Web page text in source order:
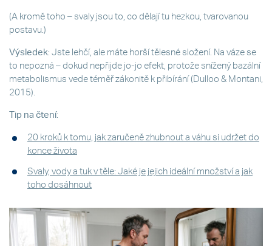
(A kromě toho – svaly jsou to, co dělají tu hezkou, tvarovanou
postavu.)
Výsledek: Jste lehčí, ale máte horší tělesné složení. Na váze se
to nepozná – dokud nepřijde jo-jo efekt, protože snížený bazální
metabolismus vede téměř zákonitě k přibírání (Dulloo & Montani,
2015).
Tip na čtení:
20 kroků k tomu, jak zaručeně zhubnout a váhu si udržet do
konce života
Svaly, vody a tuk v těle: Jaké je jejich ideální množství a jak
toho dosáhnout